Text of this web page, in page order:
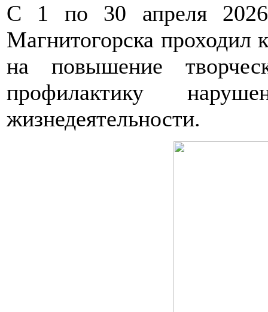
С 1 по 30 апреля 2026
Магнитогорска проходил
на повышение
профилактику
жизнедеятельности.